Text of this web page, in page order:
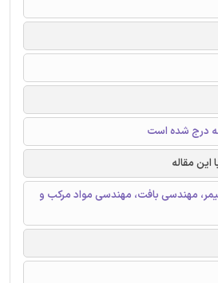
درج شده است
این مقاله
مهندسی بافت، مهندسی مواد مرکب و